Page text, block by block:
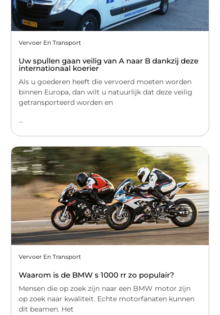
Vervoer En Transport
Uw spullen gaan veilig van A naar B dankzij deze
internationaal koerier
Als u goederen heeft die vervoerd moeten worden
binnen Europa, dan wilt u natuurlijk dat deze veilig
getransporteerd worden en
...
Vervoer En Transport
Waarom is de BMW s 1000 rr zo populair?
Mensen die op zoek zijn naar een BMW motor zijn
op zoek naar kwaliteit. Echte motorfanaten kunnen
dit beamen. Het